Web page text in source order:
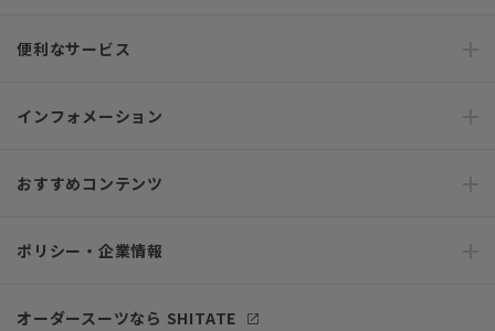
便利なサービス
インフォメーション
おすすめコンテンツ
ポリシー・企業情報
オーダースーツなら SHITATE